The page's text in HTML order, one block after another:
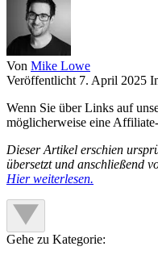
Von Mike Lowe
Veröffentlicht 7. April 2025
Wenn Sie über Links auf
möglicherweise eine
Dieser Artikel erschien
übersetzt und anschließend
Hier weiterlesen.
Gehe zu Kategorie: